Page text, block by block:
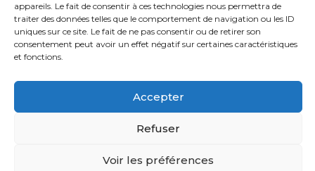
appareils. Le fait de consentir à ces technologies nous permettra de
traiter des données telles que le comportement de navigation ou les ID
uniques sur ce site. Le fait de ne pas consentir ou de retirer son
consentement peut avoir un effet négatif sur certaines caractéristiques
et fonctions.
Accepter
Refuser
Voir les préférences
la
tranquillité
d’esprit
défi
50 rue morin,
Sainte-Adèle, Québec
J8B 2P7
Partager
Politique